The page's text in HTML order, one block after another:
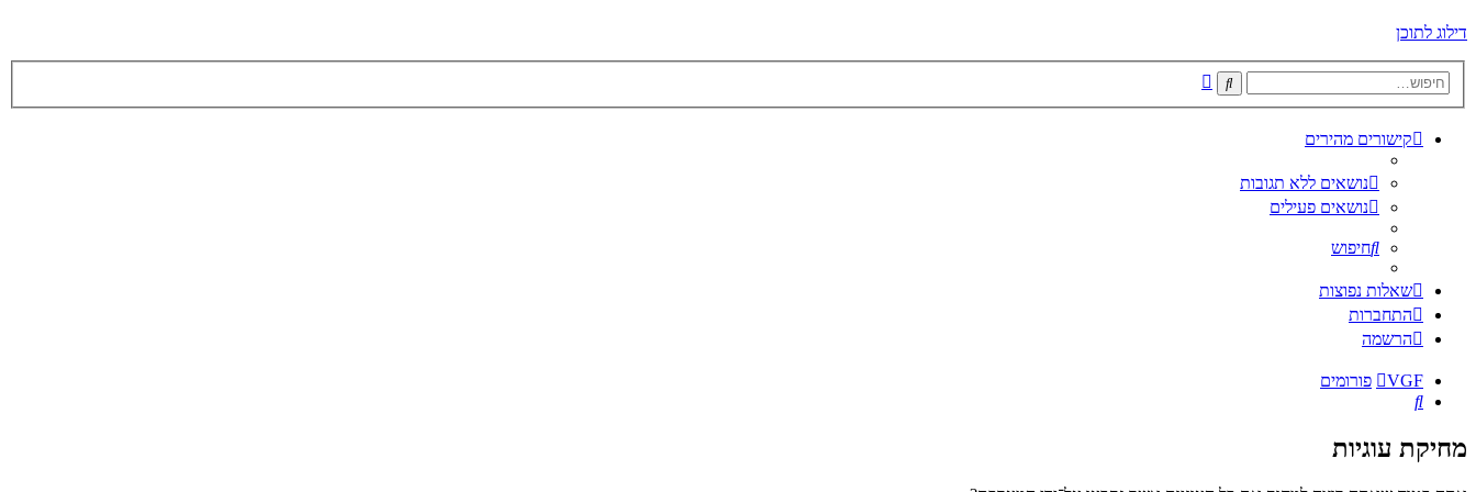
דילוג לתוכן
חיפוש
קישורים מהירים
נושאים ללא תגובות
נושאים פעילים
חיפוש
שאלות נפוצות
התחברות
הרשמה
VGF
פורומים
חיפוש
מחיקת עוגיות